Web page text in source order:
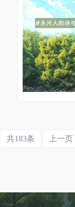
共183条 上一页